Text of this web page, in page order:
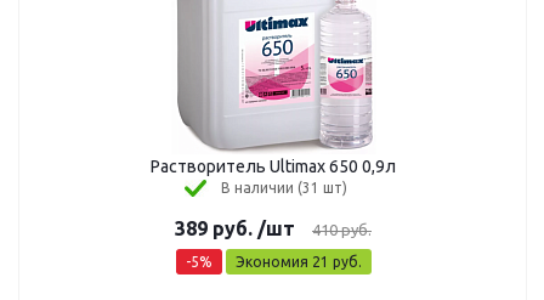
Растворитель Ultimax 650 0,9л
В наличии (31 шт)
389 руб. /шт 410руб.
-5% Экономия 21 руб.